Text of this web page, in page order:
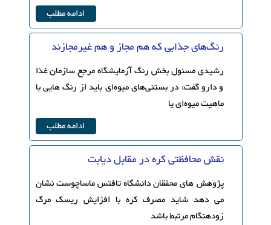
ادامه مطلب
رنگ‌های جذابی كه هم مجاز و هم غیرمجازند
رشیدی مسئول بخش رنگ آزمایشگاه مرجع سازمان غذا
و دارو گفت: در بستنی‌های میوه‌ای باید از رنگ هایی با
ماهیت میوه‌ای یا
ادامه مطلب
نقش محافظتی کره در مقابل دیابت
پژوهش های محققان دانشگاه تافتس ماساچوست نشان
می دهد شاید مصرف کره با افزایش ریسک مرگ
زودهنگام مرتبط باشد